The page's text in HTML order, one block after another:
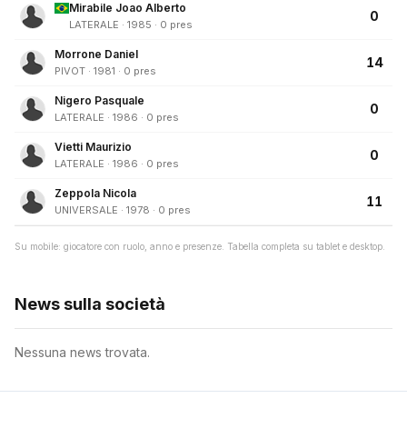
Mirabile Joao Alberto
LATERALE · 1985 · 0 pres
0
Morrone Daniel
PIVOT · 1981 · 0 pres
14
Nigero Pasquale
LATERALE · 1986 · 0 pres
0
Vietti Maurizio
LATERALE · 1986 · 0 pres
0
Zeppola Nicola
UNIVERSALE · 1978 · 0 pres
11
Su mobile: giocatore con ruolo, anno e presenze. Tabella completa su tablet e desktop.
News sulla società
Nessuna news trovata.